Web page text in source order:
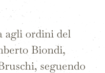
agli ordini del
Biondi,
seguendo